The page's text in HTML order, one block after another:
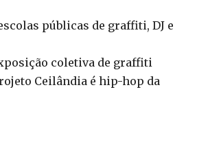
públicas de graffiti, DJ e
coletiva de graffiti
Ceilândia é hip-hop da